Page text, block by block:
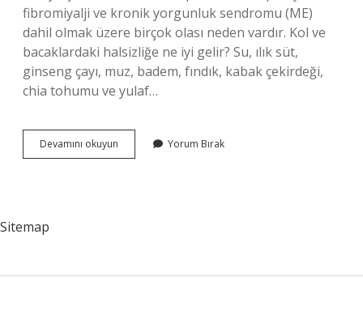
fibromiyalji ve kronik yorgunluk sendromu (ME)
dahil olmak üzere birçok olası neden vardır. Kol ve
bacaklardaki halsizliğe ne iyi gelir? Su, ılık süt,
ginseng çayı, muz, badem, fındık, kabak çekirdeği,
chia tohumu ve yulaf…
Devamını okuyun
Ve
Yorum Bırak
Sitemap